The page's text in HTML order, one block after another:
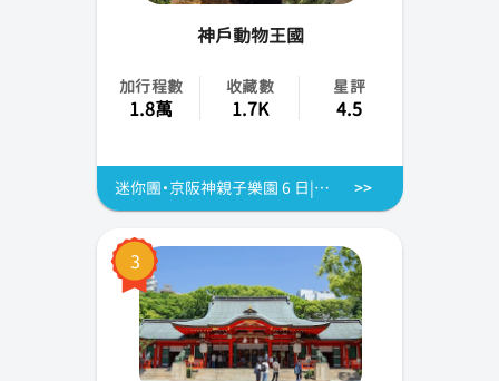
靜岡
北海道
神戶動物王國
加行程數
1.8萬
收藏數
1.7K
星評
4.5
迷你團・京阪神親子樂園 6 日|神戶動物王國&環球影城&世界遺產清水寺|2~8人成行・專車不併團・不含機票
3